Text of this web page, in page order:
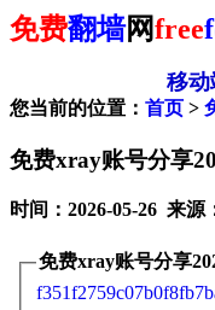
免费翻墙网free
移
您当前的位置： 首页 >
免费xray账号分享
时间：2026-05-26 来源
免费xray账号分享